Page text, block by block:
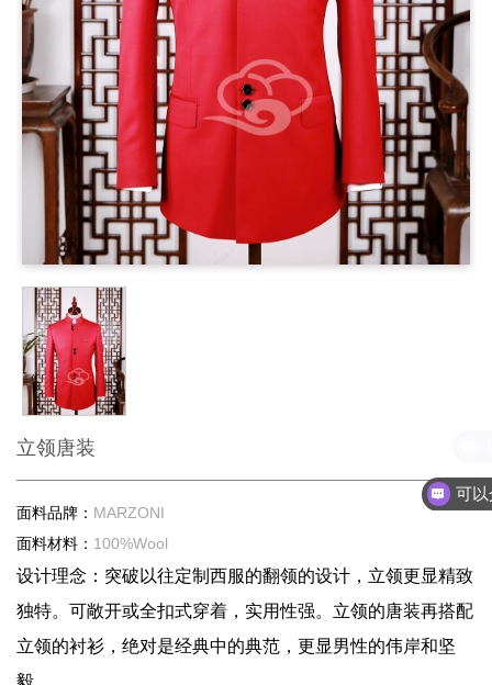
立领唐装
面料品牌： MARZONI
面料材料： 100%Wool
设计理念：突破以往定制西服的翻领的设计，立领更显精致
独特。可敞开或全扣式穿着，实用性强。立领的唐装再搭配
立领的衬衫，绝对是经典中的典范，更显男性的伟岸和坚
毅。